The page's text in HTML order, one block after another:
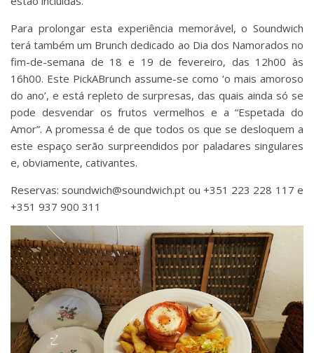
Para prolongar esta experiência memorável, o Soundwich
terá também um Brunch dedicado ao Dia dos Namorados no
fim-de-semana de 18 e 19 de fevereiro, das 12h00 às
16h00. Este PickABrunch assume-se como ‘o mais amoroso
do ano’, e está repleto de surpresas, das quais ainda só se
pode desvendar os frutos vermelhos e a “Espetada do
Amor”. A promessa é de que todos os que se desloquem a
este espaço serão surpreendidos por paladares singulares
e, obviamente, cativantes.
Reservas: soundwich@soundwich.pt ou +351 223 228 117 e
+351 937 900 311